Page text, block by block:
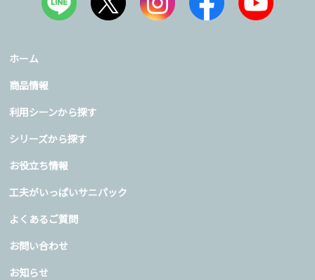
ホーム
商品情報
利用シーンから探す
シリーズから探す
お役立ち情報
工夫がいっぱいサニパック
よくあるご質問
お問い合わせ
お知らせ